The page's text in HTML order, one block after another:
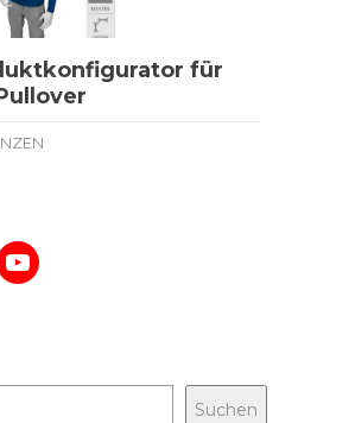
für
YouTube
Suchen